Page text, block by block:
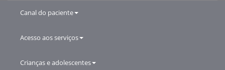
Canal do paciente
Acesso aos serviços
Crianças e adolescentes